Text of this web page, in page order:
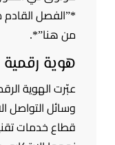
*”الفصل القادم
من هنا”*.
هوية
عبّرت الهوية
وسائل التواصل
قطاع خدمات